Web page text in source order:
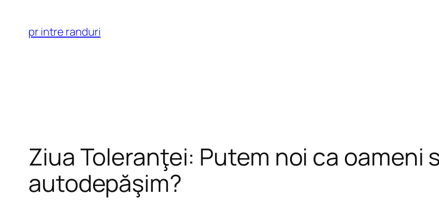
content
pr intre randuri
Ziua Toleranţei: Putem noi ca oameni
autodepăşim?